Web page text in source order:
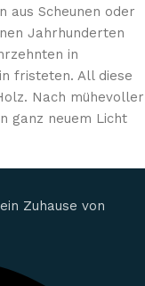
aus Scheunen oder
Jahrhunderten
in
fristeten. All diese
Nach mühevoller
ganz neuem Licht
Zuhause von